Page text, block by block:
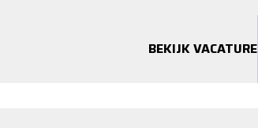
BEKIJK VACATURE